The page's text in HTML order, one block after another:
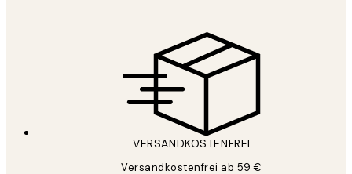
VERSANDKOSTENFREI
Versandkostenfrei ab 59 €